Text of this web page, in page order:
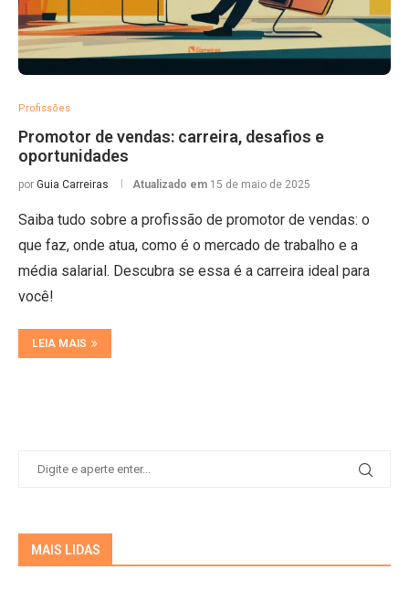
Profissões
Promotor de vendas: carreira, desafios e
oportunidades
por Guia Carreiras Atualizado em 15 de maio de 2025
Saiba tudo sobre a profissão de promotor de vendas: o
que faz, onde atua, como é o mercado de trabalho e a
média salarial. Descubra se essa é a carreira ideal para
você!
LEIA MAIS
MAIS LIDAS